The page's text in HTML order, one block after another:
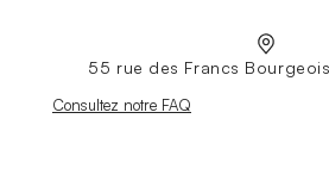
55 rue des Francs
Nouvelle fenêtre
Consultez notre FAQ